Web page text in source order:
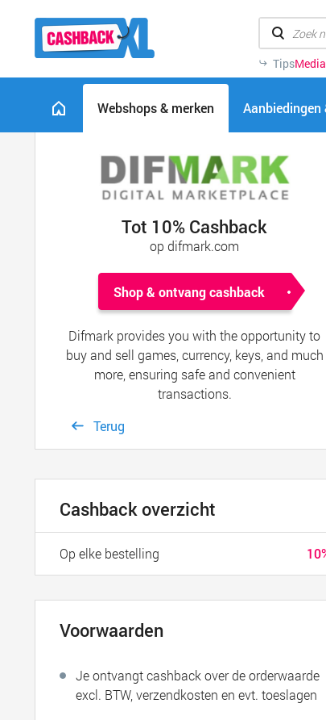
Tips
Webshops & merken
Tot 10% Cashback
op difmark.com
Shop & ontvang cashback
Difmark provides you with the opportunity to
buy and sell games, currency, keys, and much
more, ensuring safe and convenient
transactions.
Terug
Cashback overzicht
Op elke bestelling
Voorwaarden
Je ontvangt cashback over de orderwaarde
excl. BTW, verzendkosten en evt. toeslagen